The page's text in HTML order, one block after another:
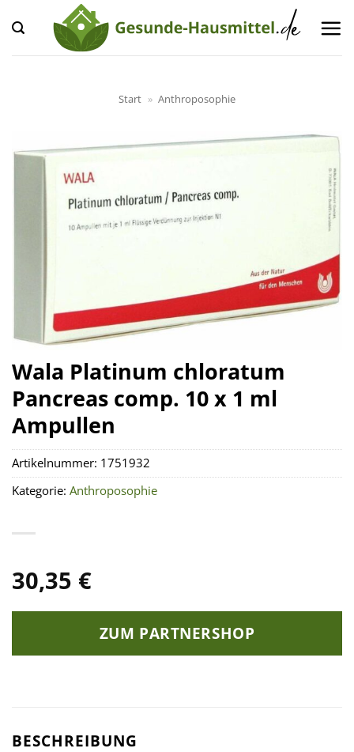
Inhalt
springen
Start » Anthroposophie
Wala Platinum chloratum
Pancreas comp. 10 x 1 ml
Ampullen
30,35 €
ZUM PARTNERSHOP
Artikelnummer: 1751932
Kategorie: Anthroposophie
BESCHREIBUNG